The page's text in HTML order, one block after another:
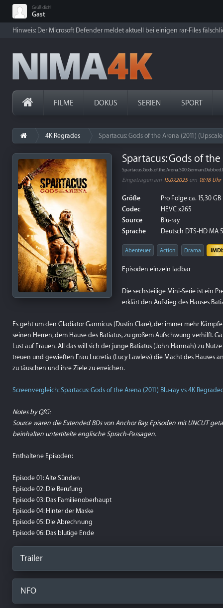
Grüß dich!
Gast
Hinweis: Der Microsoft Defender meldet aktuell bei einigen rar-Files
FILME DOKUS SERIEN SPORT
4K Regrades Spartacus: Gods of the Arena (2011)
Spartacus: Gods of
Eingetragen am 15.07.2025um 18:18 Uhr
Größe
Pro Folge ca. 15,30 GB
Codec
HEVC x265
Source
Blu-ray
Sprache
Deutsch DTS-HD MA
Abenteuer Action Drama
Episoden einzeln ladbar
Die sechsteilige Mini-Serie ist ein
erklärt den Aufstieg des Hauses
Es geht um den Gladiator Gannicus (Dustin Clare), der immer mehr
seinen Herren, dem Hause des Batiatus, zu großem Aufschwung verhilft.
Lust auf Frauen. All das will sich der junge Batiatus (John Hannah) zu
treuen und gewieften Frau Lucretia (Lucy Lawless) die Macht des Hauses
zu täuschen und ihre Ziele zu erreichen.
Screenvergleich: Spartacus: Gods of the Arena (2011) Blu-ray vs 4K
Notes by QfG:
Source waren die Extended BDs von Anchor Bay. Episoden mit UNCUT
beinhalten untertitelte englische Sprach-Passagen.
Enthaltene Episoden:
Episode 01: Alte Sünden
Episode 02: Die Berufung
Episode 03: Das Familienoberhaupt
Episode 04: Hinter der Maske
Episode 05: Die Abrechnung
Episode 06: Das blutige Ende
Trailer
NFO